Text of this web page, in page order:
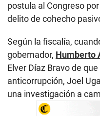
postula al Congreso
delito de cohecho
Según la fiscalía,
gobernador, Humberto
Elver Díaz Bravo de
anticorrupción, Joel
una investigación a